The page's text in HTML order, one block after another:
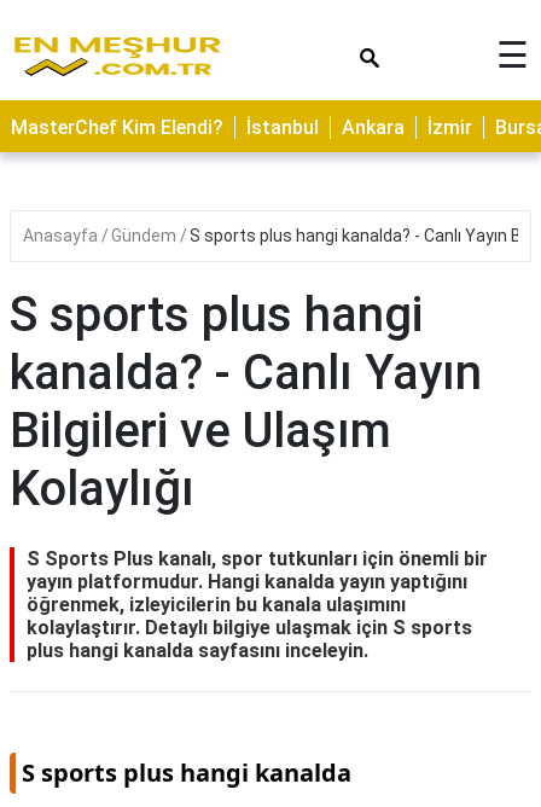
ASTROLOJİ
SAĞLIK
YERLER
BAKIMI
NEDİR
ALANLARI
KAPLICALAR
İLETİŞİM
☰
MasterChef Kim Elendi? İstanbul Ankara İzmir
Anasayfa Gündem S sports plus hangi kanalda? - Canlı Yayın
S sports plus hangi
kanalda? - Canlı Yayın
Bilgileri ve Ulaşım
Kolaylığı
S Sports Plus kanalı, spor tutkunları için önemli bir
yayın platformudur. Hangi kanalda yayın yaptığını
öğrenmek, izleyicilerin bu kanala ulaşımını
kolaylaştırır. Detaylı bilgiye ulaşmak için S sports
plus hangi kanalda sayfasını inceleyin.
S sports plus hangi kanalda